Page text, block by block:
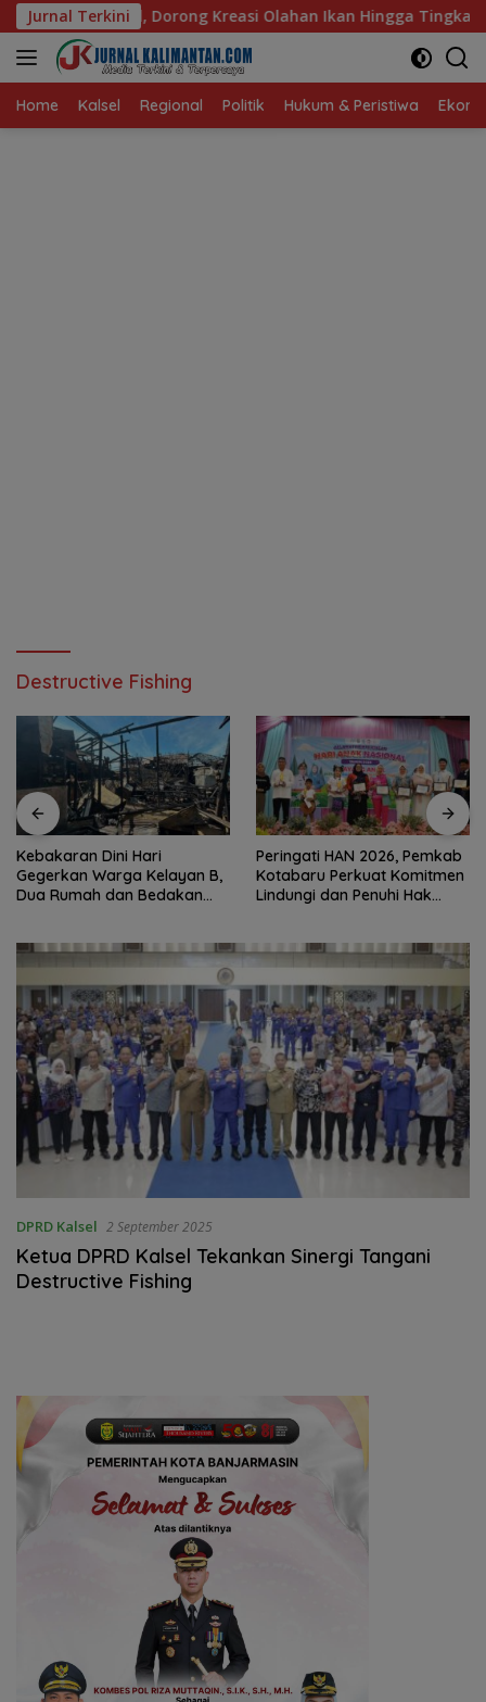
Langsung
ke
konten
Jurnal Terkini
Kreasi Olahan Ikan Hingga Tingkat Nasional Pada Lomba
Home Kalsel Regional Politik Hukum & Peristiwa
Destructive Fishing
Kebakaran Dini Hari
Gegerkan Warga Kelayan B,
Dua Rumah dan Bedakan
Peringati HAN 2026, Pemkab
Kotabaru Perkuat Komitmen
Lindungi dan Penuhi Hak
DPRD Kalsel 2 September 2025
Ketua DPRD Kalsel Tekankan Sinergi Tangani
Destructive Fishing